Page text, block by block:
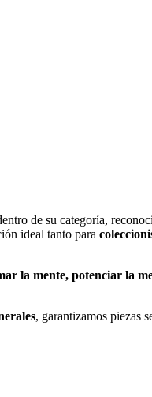
de su categoría,
ideal tanto para
la mente, potenciar la
, garantizamos piezas